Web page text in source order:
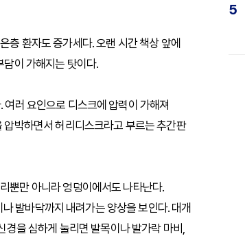
층 환자도 증가세다. 오랜 시간 책상 앞에
담이 가해지는 탓이다.
러 요인으로 디스크에 압력이 가해져
박하면서 허리디스크라고 부르는 추간판
뿐만 아니라 엉덩이에서도 나타난다.
발바닥까지 내려가는 양상을 보인다. 대개
경을 심하게 눌리면 발목이나 발가락 마비,
5